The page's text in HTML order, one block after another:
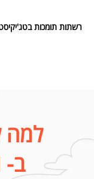
רשתות תומכות
למה
ב- Tuki eSIM?